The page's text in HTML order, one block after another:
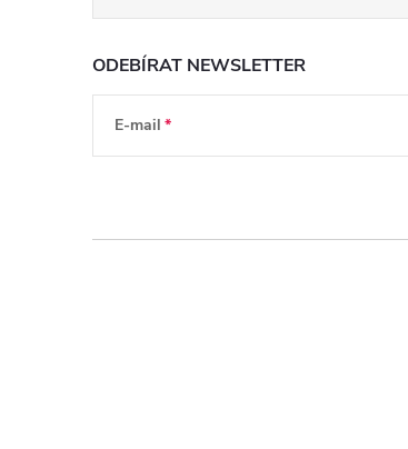
ODEBÍRAT NEWSLETTER
E-mail